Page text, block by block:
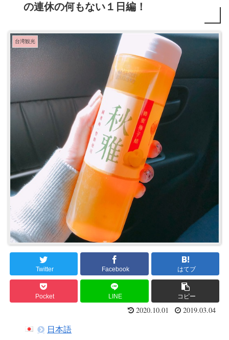
の連休の何もない１日編！
台湾観光
Twitter Facebook はてブ
Pocket LINE コピー
2020.10.01 2019.03.04
日本語